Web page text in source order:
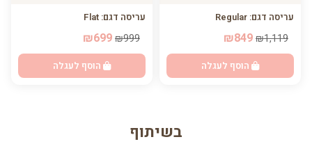
עריסה דגם: Regular
₪1,119
הוסף לעגלה
עריסה דגם: Flat
₪999
הוסף לעגלה
בשיתוף